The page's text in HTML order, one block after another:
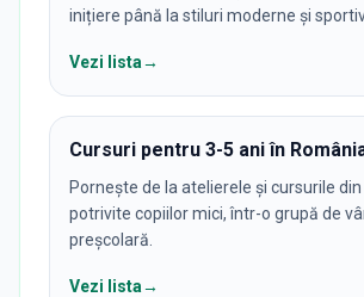
inițiere până la stiluri moderne și
Vezi lista→
Cursuri pentru 3-5 ani în
Pornește de la atelierele și cursurile
potrivite copiilor mici, într-o grupă de
preșcolară.
Vezi lista→